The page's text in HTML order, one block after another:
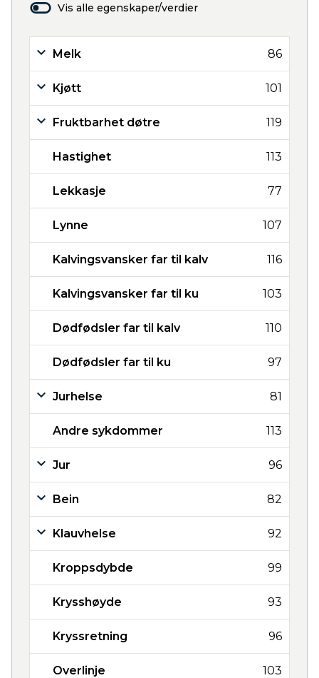
Vis alle egenskaper/verdier
Melk 86
Kjøtt 101
Fruktbarhet døtre 119
Hastighet 113
Lekkasje 77
Lynne 107
Kalvingsvansker far til kalv 116
Kalvingsvansker far til ku 103
Dødfødsler far til kalv 110
Dødfødsler far til ku 97
Jurhelse 81
Andre sykdommer 113
Jur 96
Bein 82
Klauvhelse 92
Kroppsdybde 99
Krysshøyde 93
Kryssretning 96
Overlinje 103